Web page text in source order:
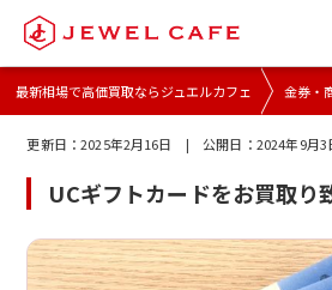
最新相場で高価買取ならジュエルカフェ 金券・
更新日：2025年2月16日 | 公開日： 2024年9月3
UCギフトカードをお買取り